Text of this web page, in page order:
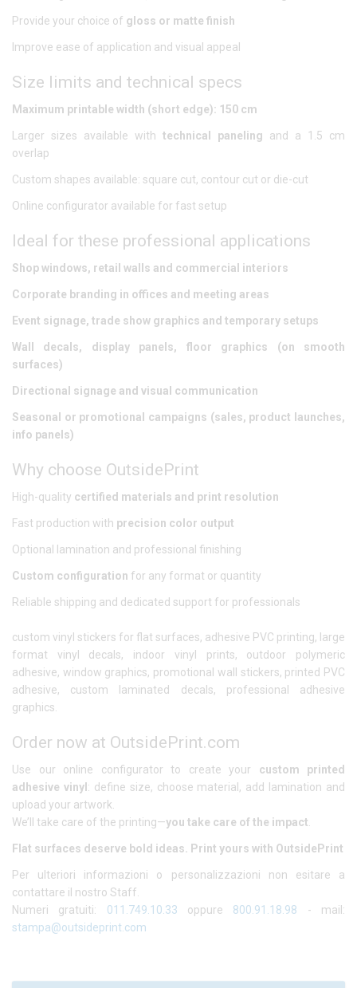
Provide your choice of gloss or matte finish
Improve ease of application and visual appeal
Size limits and technical specs
Maximum printable width (short edge): 150 cm
Larger sizes available with technical paneling and a 1.5 cm
overlap
Custom shapes available: square cut, contour cut or die-cut
Online configurator available for fast setup
Ideal for these professional applications
Shop windows, retail walls and commercial interiors
Corporate branding in offices and meeting areas
Event signage, trade show graphics and temporary setups
Wall decals, display panels, floor graphics (on smooth
surfaces)
Directional signage and visual communication
Seasonal or promotional campaigns (sales, product launches,
info panels)
Why choose OutsidePrint
High-quality certified materials and print resolution
Fast production with precision color output
Optional lamination and professional finishing
Custom configuration for any format or quantity
Reliable shipping and dedicated support for professionals
custom vinyl stickers for flat surfaces, adhesive PVC printing, large
format vinyl decals, indoor vinyl prints, outdoor polymeric
adhesive, window graphics, promotional wall stickers, printed PVC
adhesive, custom laminated decals, professional adhesive
graphics.
Order now at OutsidePrint.com
Use our online configurator to create your custom printed
adhesive vinyl : define size, choose material, add lamination and
upload your artwork.
We’ll take care of the printing—you take care of the impact
Flat surfaces deserve bold ideas. Print yours with OutsidePrint
Per ulteriori informazioni o personalizzazioni non esitare a
contattare il nostro Staff.
Numeri gratuiti: 011.749.10.33 oppure 800.91.18.98 - mail:
stampa@outsideprint.com